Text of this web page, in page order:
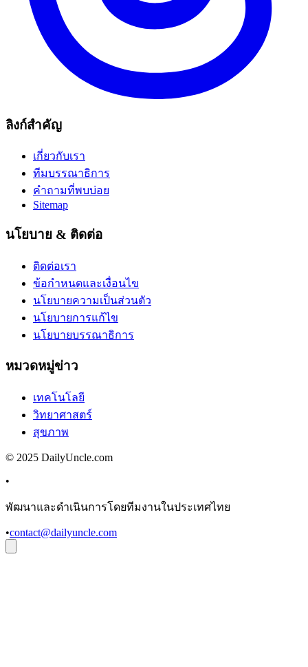
ลิงก์สำคัญ
เกี่ยวกับเรา
ทีมบรรณาธิการ
คำถามที่พบบ่อย
Sitemap
นโยบาย & ติดต่อ
ติดต่อเรา
ข้อกำหนดและเงื่อนไข
นโยบายความเป็นส่วนตัว
นโยบายการแก้ไข
นโยบายบรรณาธิการ
หมวดหมู่ข่าว
เทคโนโลยี
วิทยาศาสตร์
สุขภาพ
© 2025 DailyUncle.com
•
พัฒนาและดำเนินการโดยทีมงานในประเทศไทย
•contact@dailyuncle.com